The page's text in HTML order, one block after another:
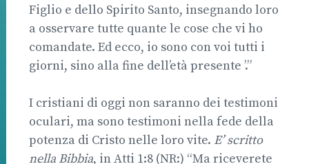
Figlio e dello Spirito Santo, insegnando loro
a osservare tutte quante le cose che vi ho
comandate. Ed ecco, io sono con voi tutti i
giorni, sino alla fine dell’età presente ’.”
I cristiani di oggi non saranno dei testimoni
oculari, ma sono testimoni nella fede della
potenza di Cristo nelle loro vite. E’ scritto
nella Bibbia, in Atti 1:8 (NR:) “Ma riceverete